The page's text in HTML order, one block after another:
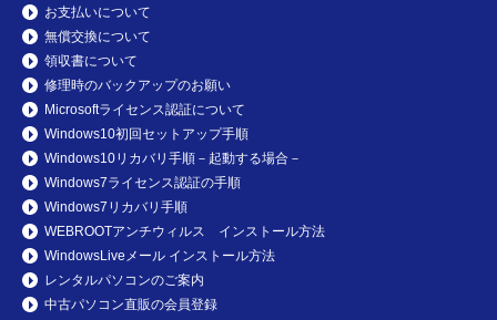
お支払いについて
無償交換について
領収書について
修理時のバックアップのお願い
Microsoftライセンス認証について
Windows10初回セットアップ手順
Windows10リカバリ手順－起動する場合－
Windows7ライセンス認証の手順
Windows7リカバリ手順
WEBROOTアンチウィルス インストール方法
WindowsLiveメール インストール方法
レンタルパソコンのご案内
中古パソコン直販の会員登録